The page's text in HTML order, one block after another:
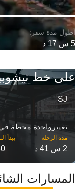
5 س 17 د
على خط
SJ
تغییرواحدة محطة في
مدة الرحلة
2 س 41 د
المسارات